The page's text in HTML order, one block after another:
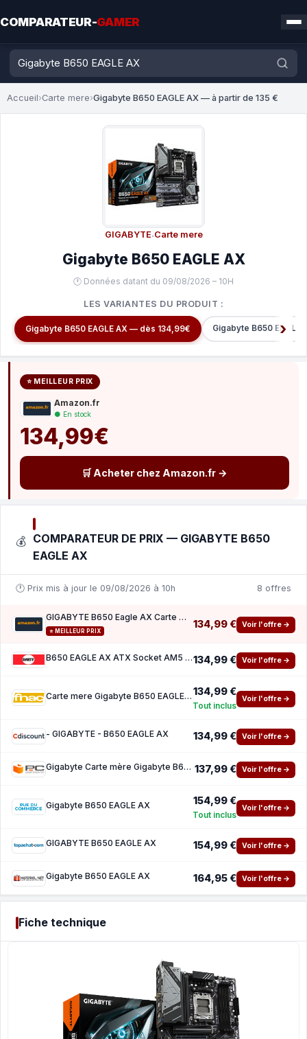
COMPARATEUR-GAMER
Accueil›Carte mere›Gigabyte B650 EAGLE AX — à partir de 135 €
GIGABYTE·Carte mere
Gigabyte B650 EAGLE AX
🕐 Données datant du 09/08/2026 – 10H
LES VARIANTES DU PRODUIT :
Gigabyte B650 EAGLE AX — dès 134,99€ Gigabyte B650 EAGLE
⭐ MEILLEUR PRIX
Amazon.fr
● En stock
134,99€
🛒 Acheter chez Amazon.fr →
💰 COMPARATEUR DE PRIX — GIGABYTE B650
EAGLE AX
🕐 Prix mis à jour le 09/08/2026 à 10h 8 offres
GIGABYTE B650 Eagle AX Carte mère - AMD Ryzen série 9000, VRM 12 2 2 Phases, jusqu'à 7600
⭐ MEILLEUR PRIX
134,99 € Voir l'offre →
B650 EAGLE AX ATX Socket AM5 Chipset AMD B650134,99 € Voir l'offre →
Carte mere Gigabyte B650 EAGLE AX ATX Socket AM5 Chipset AMD B650 134,99 €
Tout inclus
Voir l'offre →
- GIGABYTE - B650 EAGLE AX 134,99 € Voir l'offre →
Gigabyte Carte mère Gigabyte B650 EAGLE AX B650 AM5 DDR5 ATX WiFi 6E PCIe 5.0 M.2 RGB 137,99 € Voir l'offre →
Gigabyte B650 EAGLE AX 154,99 €
Tout inclus
Voir l'offre →
GIGABYTE B650 EAGLE AX 154,99 € Voir l'offre →
Gigabyte B650 EAGLE AX 164,95 € Voir l'offre →
Fiche technique